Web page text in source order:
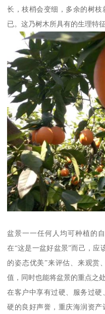
长，枝梢会变细，多余的树
已。这乃树木所具有的生理特征
盆景一一任何人均可种植的
在“这是一盆好盆景”而己，应
的姿态优美”来评估、来观赏
值，同时也能将盆景的重点之
在客户中享有过硬、服务过
硬的良好声誉，重庆海润资